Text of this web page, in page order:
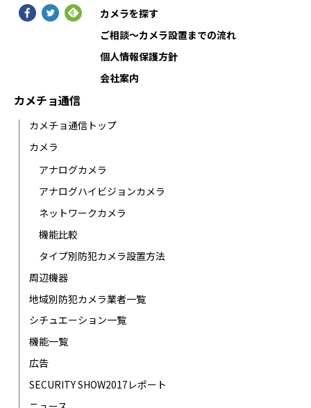
カメラを探す
ご相談〜カメラ設置までの流れ
個人情報保護方針
会社案内
カメチョ通信
カメチョ通信トップ
カメラ
アナログカメラ
アナログハイビジョンカメラ
ネットワークカメラ
機能比較
タイプ別防犯カメラ設置方法
周辺機器
地域別防犯カメラ業者一覧
シチュエーション一覧
機能一覧
広告
SECURITY SHOW2017レポート